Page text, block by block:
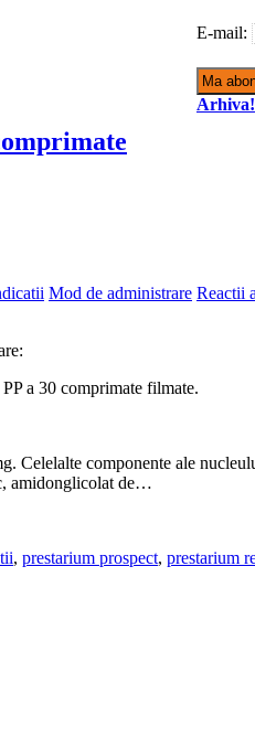
E-mail:
Arhiva!
Mod de administrare Reactii
a 30 comprimate filmate.
Celelalte componente ale
amidonglicolat de…
, prestarium prospect, prestarium